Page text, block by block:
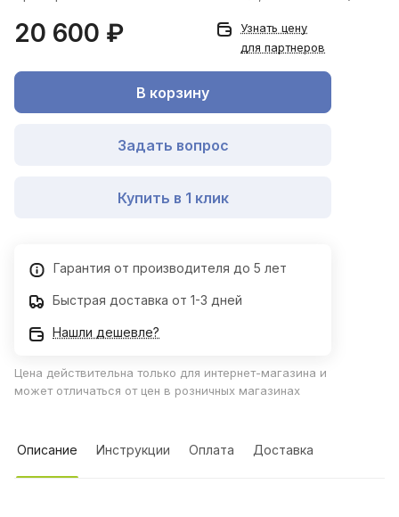
20 600 ₽
Узнать цену
для партнеров
В корзину
Задать вопрос
Купить в 1 клик
Гарантия от производителя до 5 лет
Быстрая доставка от 1-3 дней
Нашли дешевле?
Цена действительна только для интернет-магазина и
может отличаться от цен в розничных магазинах
Описание Инструкции Оплата Доставка